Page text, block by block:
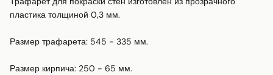
пластика толщиной 0,3 мм.
Размер трафарета: 545 - 335 мм.
Размер кирпича: 250 - 65 мм.